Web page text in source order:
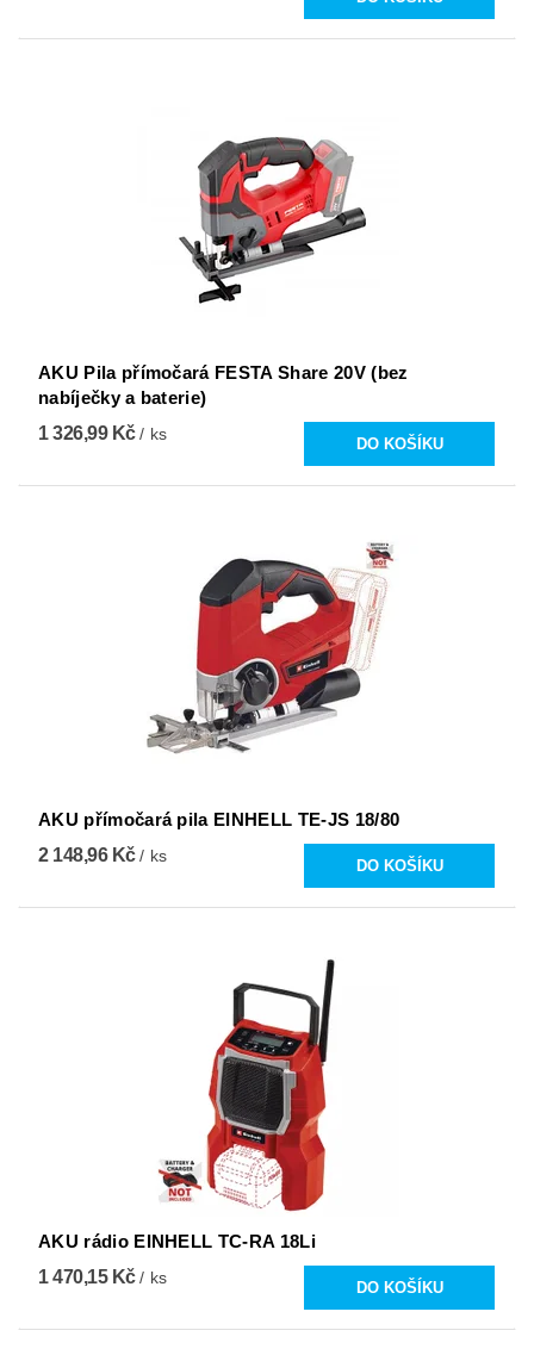
AKU Pila přímočará FESTA Share 20V (bez
nabíječky a baterie)
1 326,99 Kč/ ks
AKU přímočará pila EINHELL TE-JS 18/80
2 148,96 Kč/ ks
AKU rádio EINHELL TC-RA 18Li
1 470,15 Kč/ ks